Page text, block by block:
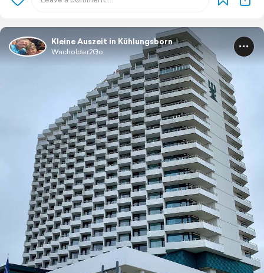
Kleine Auszeit in Kühlungsborn
Wacholder2Go